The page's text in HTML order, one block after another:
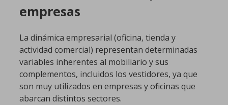
empresas
La dinámica empresarial (oficina, tienda y
actividad comercial) representan determinadas
variables inherentes al mobiliario y sus
complementos, incluidos los vestidores, ya que
son muy utilizados en empresas y oficinas que
abarcan distintos sectores.